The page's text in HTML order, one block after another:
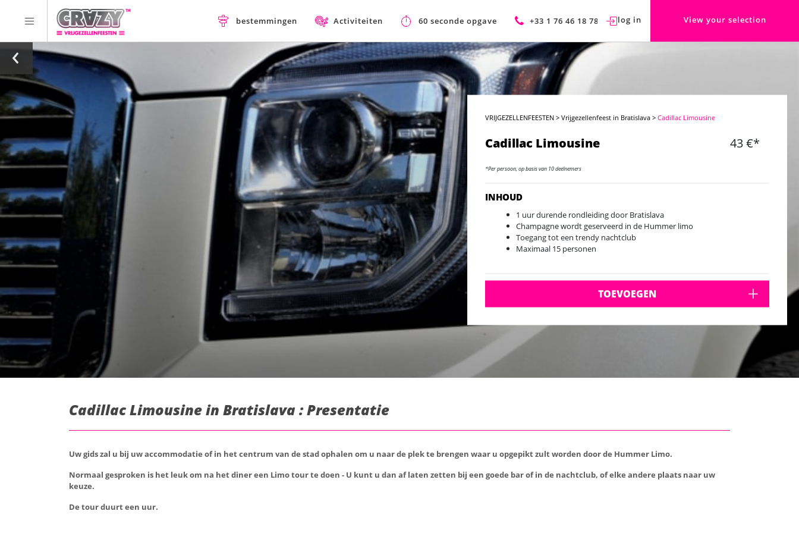
bestemmingen Activiteiten 60 seconde opgave +33 1 76 46 18 78 log in View your selection
VRIJGEZELLENFEESTEN >Vrijgezellenfeest in Bratislava >Cadillac Limousine
Cadillac Limousine 43 €*
*Per persoon, op basis van 10 deelnemers
INHOUD
1 uur durende rondleiding door Bratislava
Champagne wordt geserveerd in de Hummer limo
Toegang tot een trendy nachtclub
Maximaal 15 personen
TOEVOEGEN
Cadillac Limousine in Bratislava : Presentatie
Uw gids zal u bij uw accommodatie of in het centrum van de stad ophalen om u naar de plek te brengen waar u opgepikt zult worden door de Hummer Limo.
Normaal gesproken is het leuk om na het diner een Limo tour te doen - U kunt u dan af laten zetten bij een goede bar of in de nachtclub, of elke andere plaats naar uw
keuze.
De tour duurt een uur.